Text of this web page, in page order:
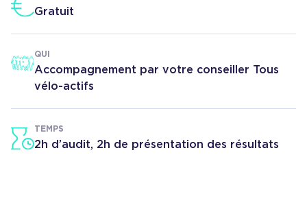
Gratuit
QUI
Accompagnement par votre conseiller Tous
vélo-actifs
TEMPS
2h d’audit, 2h de présentation des résultats